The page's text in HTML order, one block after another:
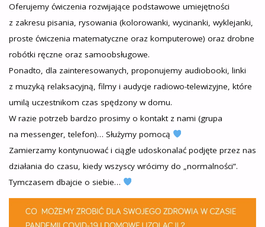
Oferujemy ćwiczenia rozwijające podstawowe umiejętności
z zakresu pisania, rysowania (kolorowanki, wycinanki, wyklejanki,
proste ćwiczenia matematyczne oraz komputerowe) oraz drobne
robótki ręczne oraz samoobsługowe.
Ponadto, dla zainteresowanych, proponujemy audiobooki, linki
z muzyką relaksacyjną, filmy i audycje radiowo-telewizyjne, które
umilą uczestnikom czas spędzony w domu.
W razie potrzeb bardzo prosimy o kontakt z nami (grupa
na messenger, telefon)… Służymy pomocą
Zamierzamy kontynuować i ciągle udoskonalać podjęte przez nas
działania do czasu, kiedy wszyscy wrócimy do „normalności”.
Tymczasem dbajcie o siebie…